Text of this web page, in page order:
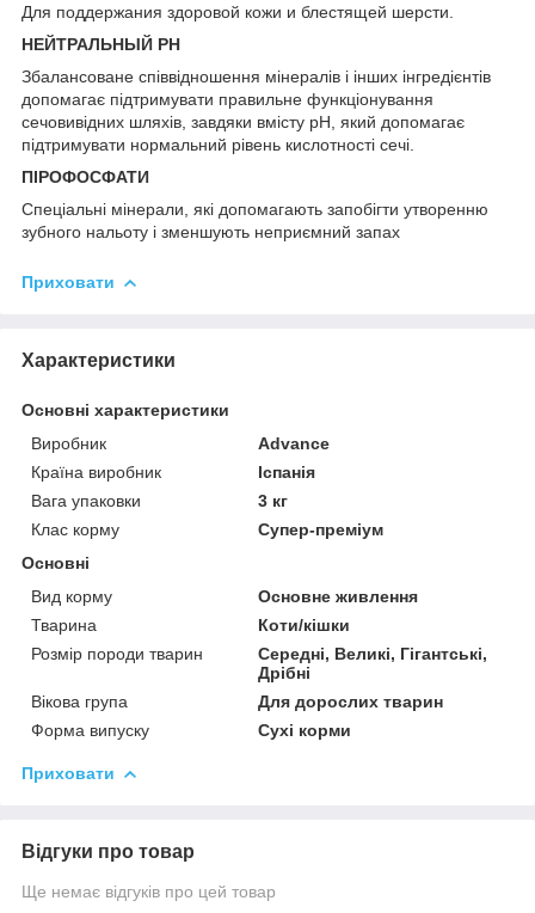
Для поддержания здоровой кожи и блестящей шерсти.
НЕЙТРАЛЬНЫЙ PH
Збалансоване співвідношення мінералів і інших інгредієнтів
допомагає підтримувати правильне функціонування
сечовивідних шляхів, завдяки вмісту pH, який допомагає
підтримувати нормальний рівень кислотності сечі.
ПІРОФОСФАТИ
Спеціальні мінерали, які допомагають запобігти утворенню
зубного нальоту і зменшують неприємний запах
Приховати
Характеристики
Основні характеристики
Виробник
Advance
Країна виробник
Іспанія
Вага упаковки
3 кг
Клас корму
Супер-преміум
Основні
Вид корму
Основне живлення
Тварина
Коти/кішки
Розмір породи тварин
Середні, Великі, Гігантські,
Дрібні
Вікова група
Для дорослих тварин
Форма випуску
Сухі корми
Приховати
Відгуки про товар
Ще немає відгуків про цей товар